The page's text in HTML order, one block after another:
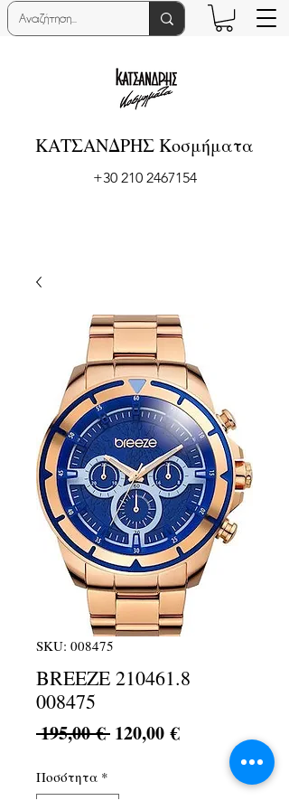
ΚΑΤΣΑΝΔΡΗΣ Κοσμήματα
+30 210 2467154
SKU: 008475
BREEZE 210461.8
008475
195,00 € Κανονική
120,00 €Τιμή
Έκπτωσης
Ποσότητα *